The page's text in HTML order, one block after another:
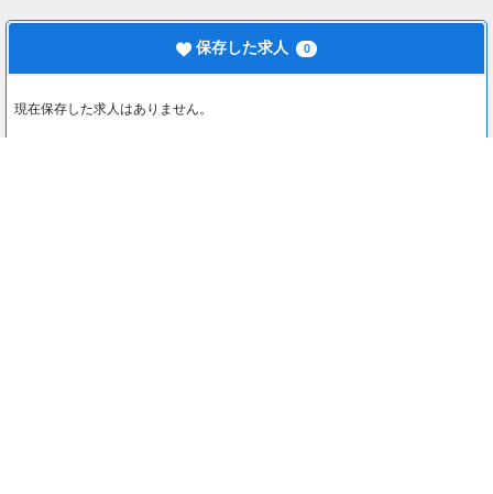
保存した求人 0
現在保存した求人はありません。